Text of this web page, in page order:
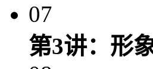
07
第3讲：形